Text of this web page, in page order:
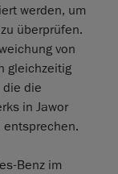
werden, um
überprüfen.
von
gleichzeitig
die die
in Jawor
entsprechen.
Benz im